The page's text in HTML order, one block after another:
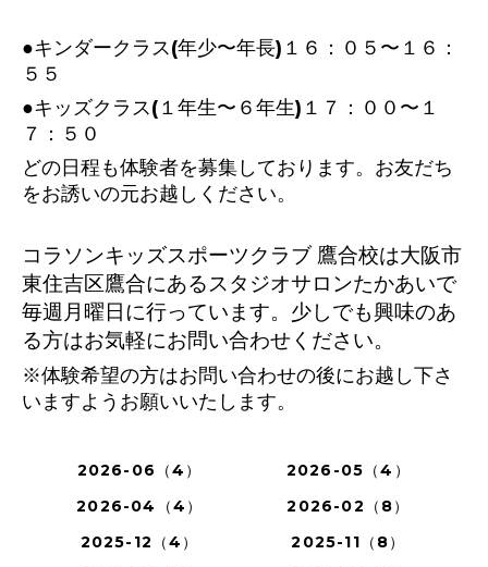
●キンダークラス(年少〜年長)１６：０５〜１６：
５５
●キッズクラス(１年生〜６年生)１７：００〜１
７：５０
どの日程も体験者を募集しております。お友だち
をお誘いの元お越しください。
コラソンキッズスポーツクラブ 鷹合校は大阪市
東住吉区鷹合にあるスタジオサロンたかあいで
毎週月曜日に行っています。少しでも興味のあ
る方はお気軽にお問い合わせください。
※体験希望の方はお問い合わせの後にお越し下さ
いますようお願いいたします。
2026-06（4）
2026-05（4）
2026-04（4）
2026-02（8）
2025-12（4）
2025-11（8）